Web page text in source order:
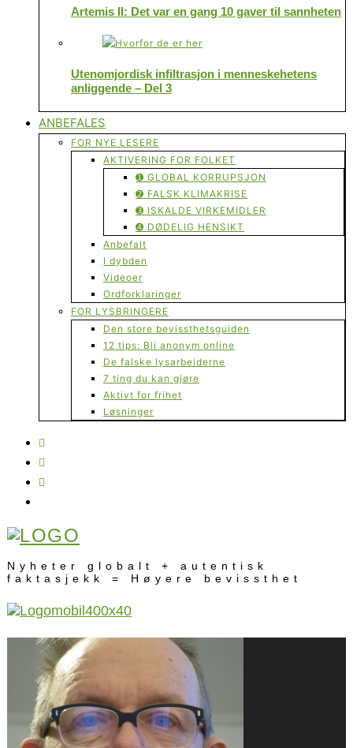
Artemis II: Det var en gang 10 gaver til sannheten
Utenomjordisk infiltrasjon i menneskehetens
anliggende – Del 3
ANBEFALES
FOR NYE LESERE
AKTIVERING FOR FOLKET
➊ GLOBAL KORRUPSJON
➋ FALSK KLIMAKRISE
➌ ISKALDE VIRKEMIDLER
➍ DØDELIG HENSIKT
Anbefalt
I dybden
Videoer
Ordforklaringer
FOR LYSBRINGERE
Den store bevissthetsguiden
12 tips: Bli anonym online
De falske lysarbeiderne
7 ting du kan gjøre
Aktivt for frihet
Løsninger
Nyheter globalt + autentisk
faktasjekk = Høyere bevissthet